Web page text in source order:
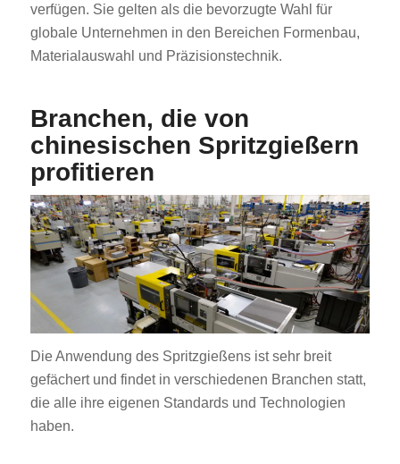
verfügen. Sie gelten als die bevorzugte Wahl für
globale Unternehmen in den Bereichen Formenbau,
Materialauswahl und Präzisionstechnik.
Branchen, die von
chinesischen Spritzgießern
profitieren
Die Anwendung des Spritzgießens ist sehr breit
gefächert und findet in verschiedenen Branchen statt,
die alle ihre eigenen Standards und Technologien
haben.